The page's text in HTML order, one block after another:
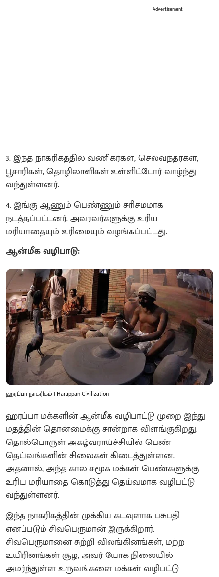
Advertisement
3. இந்த நாகரிகத்தில் வணிகர்கள், செல்வந்தர்கள்,
பூசாரிகள், தொழிலாளிகள் உள்ளிட்டோர் வாழ்ந்து
வந்துள்ளனர்.
​4. இங்கு ஆணும் பெண்ணும் சரிசமமாக
நடத்தப்பட்டனர். அவரவர்களுக்கு உரிய
மரியாதையும் உரிமையும் வழங்கப்பட்டது.
ஆன்மீக வழிபாடு:
ஹரப்பா நாகரிகம் | Harappan Civilization
ஹரப்பா மக்களின் ஆன்மீக வழிபாட்டு முறை இந்து
மதத்தின் தொன்மைக்கு சான்றாக விளங்குகிறது.
தொல்பொருள் அகழ்வராய்ச்சியில் பெண்
தெய்வங்களின் சிலைகள் கிடைத்துள்ளன.
அதனால், அந்த கால சமூக மக்கள் பெண்களுக்கு
உரிய மரியாதை கொடுத்து தெய்வமாக வழிபட்டு
வந்துள்ளனர்.
இந்த நாகரிகத்தின் முக்கிய கடவுளாக பசுபதி
எனப்படும் சிவபெருமான் இருக்கிறார்.
சிவபெருமானை சுற்றி விலங்கினங்கள், மற்ற
உயிரினங்கள் சூழ, அவர் யோக நிலையில்
அமர்ந்துள்ள உருவங்களை மக்கள் வழிபட்டு